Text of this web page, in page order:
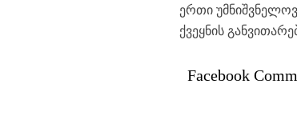
ერთი
ქვეყნის
Facebook